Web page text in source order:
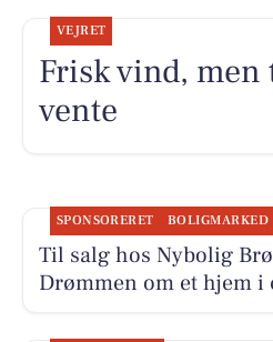
VEJRET
Frisk vind, men
vente
SPONSORERET BOLIGMARKED
Til salg hos Nybolig
Drømmen om et hjem